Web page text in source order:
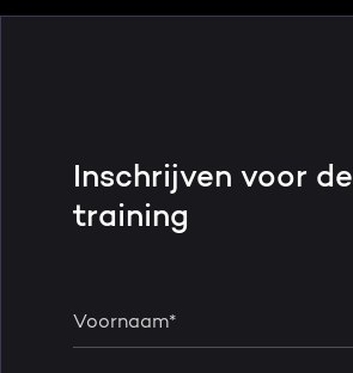
Inschrijven voor de
training
Voornaam*